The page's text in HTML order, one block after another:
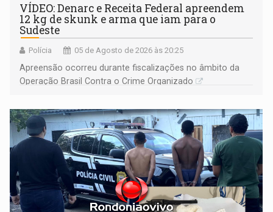
VÍDEO: Denarc e Receita Federal apreendem
12 kg de skunk e arma que iam para o
Sudeste
Polícia 05 de Agosto de 2026 às 20:25
Apreensão ocorreu durante fiscalizações no âmbito da
Operação Brasil Contra o Crime Organizado